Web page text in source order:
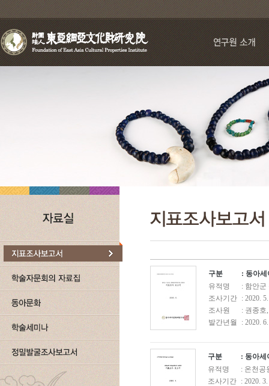
구분
: 동아세
유적명
: 함안
조사기간 : 2020.
조사원
: 권종호
발간년월
: 2020. 6.
구분
: 동아세
유적명
: 온천공
조사기간 : 2020.